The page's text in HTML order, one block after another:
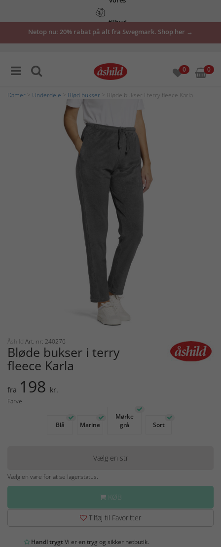
tilbud
her
Netop nu: 20% rabat på alt fra Swegmark. Shop her →
0 0
Damer Underdele Blød bukser > Bløde bukser i terry fleece Karla
Åshild Art. nr: 240276
Bløde bukser i terry
fleece Karla
fra 198 kr.
Farve
Blå Marine
Mørke
grå
Sort
Vælg en str
Vælg en vare for at se lagerstatus.
KØB
Tilføj til Favoritter
Handl trygtVi er en tryg og sikker netbutik.